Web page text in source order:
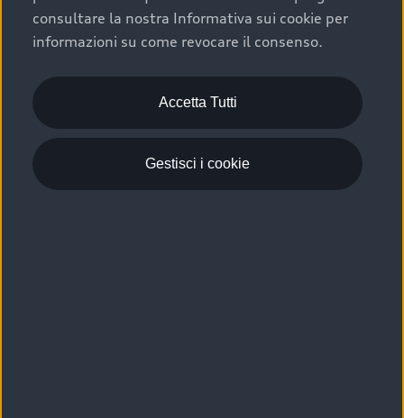
Audi che offre l’usato garantito tramite Audi Prima
Scelta :plus, significa affidarsi ad un prodotto che viene
sottoposto a 110 controlli approfonditi e coperto da
garanzia fino a 4 anni per una maggiore tutela del tuo
acquisto.
consultare la nostra Informativa sui cookie per
informazioni su come revocare il consenso.
Accetta Tutti
Gestisci i cookie